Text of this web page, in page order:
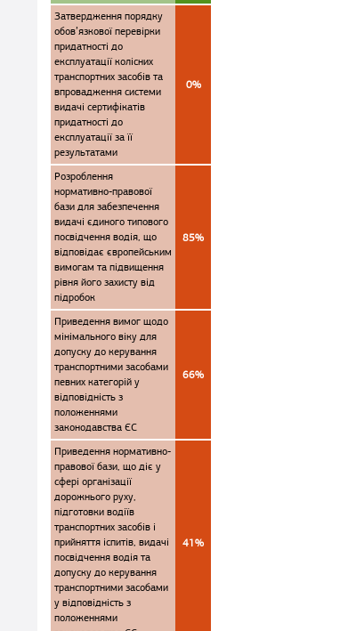
Затвердження порядку
обов’язкової перевірки
придатності до
експлуатації колісних
транспортних засобів та
впровадження системи
видачі сертифікатів
придатності до
експлуатації за її
результатами
0%
Розроблення
нормативно-правової
бази для забезпечення
видачі єдиного типового
посвідчення водія, що
відповідає європейським
вимогам та підвищення
рівня його захисту від
підробок
85%
Приведення вимог щодо
мінімального віку для
допуску до керування
транспортними засобами
певних категорій у
відповідність з
положеннями
законодавства ЄС
66%
Приведення нормативно-
правової бази, що діє у
сфері організації
дорожнього руху,
підготовки водіїв
транспортних засобів і
прийняття іспитів, видачі
посвідчення водія та
допуску до керування
транспортними засобами
у відповідність з
положеннями
41%